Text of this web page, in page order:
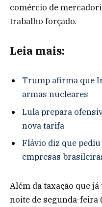
comércio de
trabalho forçado.
Leia mais:
Trump afirma que
armas nucleares
Lula prepara
nova tarifa
Flávio diz que
empresas
Além da taxação que
noite de segunda-feira